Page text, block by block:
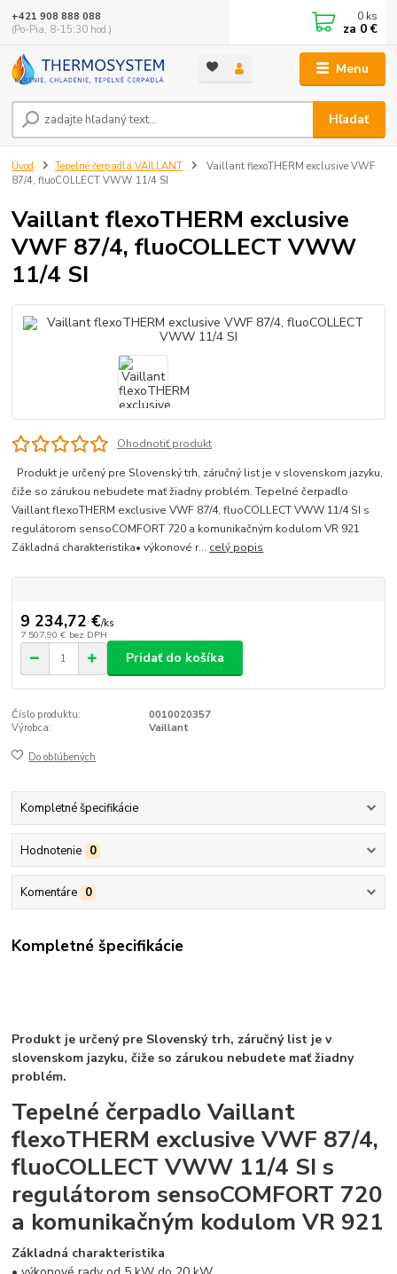
Menu
Hľadať
+421 908 888 088
(Po-Pia, 8-15:30 hod.)
0 ks
za 0 €
Úvod Tepelné čerpadlá VAILLANT
Vaillant flexoTHERM exclusive VWF
87/4, fluoCOLLECT VWW 11/4 SI
Vaillant flexoTHERM exclusive
VWF 87/4, fluoCOLLECT VWW
11/4 SI
Ohodnotiť produkt
Produkt je určený pre Slovenský trh, záručný list je v slovenskom jazyku,
čiže so zárukou nebudete mať žiadny problém. Tepelné čerpadlo
Vaillant flexoTHERM exclusive VWF 87/4, fluoCOLLECT VWW 11/4 SI s
regulátorom sensoCOMFORT 720 a komunikačným kodulom VR 921
Základná charakteristika• výkonové r... celý popis
9 234,72 €/ks
7 507,90 € bez DPH
Pridať do košíka
Číslo produktu:
0010020357
Výrobca:
Vaillant
Do obľúbených
Kompletné špecifikácie
Hodnotenie 0
Komentáre 0
Kompletné špecifikácie
Produkt je určený pre Slovenský trh, záručný list je v
slovenskom jazyku, čiže so zárukou nebudete mať žiadny
problém.
Tepelné čerpadlo Vaillant
flexoTHERM exclusive VWF 87/4,
fluoCOLLECT VWW 11/4 SI s
regulátorom sensoCOMFORT 720
a komunikačným kodulom VR 921
Základná charakteristika